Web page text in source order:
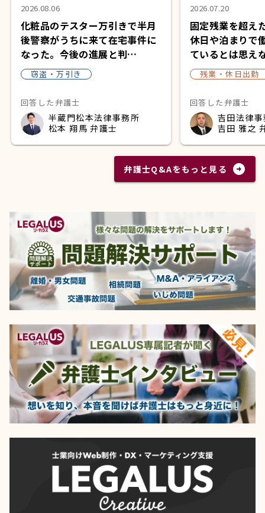
2026.08.06
化粧品のテスター万引きで半月
後警察がうちに来て在宅事件に
なった。今後の進展と判…
窃盗・万引き
回答した弁護士
半蔵門松本法律事務所
松本 翔馬 弁護士
2026.07.20
固定残業を超え
休日や泊まりで
ているとは思え
残業・休日出勤
回答した弁護士
吉田法律
吉田 雅之
弁護士Q&Aをもっと見る arrow_circle_right